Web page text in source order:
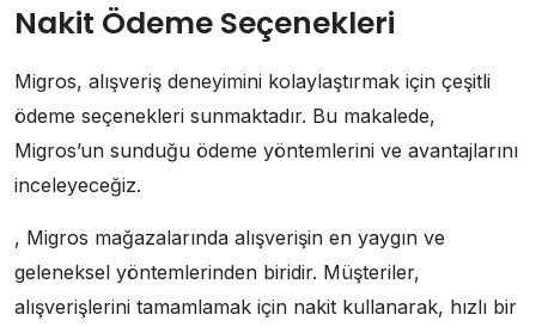
Nakit Ödeme Seçenekleri
Migros, alışveriş deneyimini kolaylaştırmak için çeşitli
ödeme seçenekleri sunmaktadır. Bu makalede,
Migros’un sunduğu ödeme yöntemlerini ve avantajlarını
inceleyeceğiz.
, Migros mağazalarında alışverişin en yaygın ve
geleneksel yöntemlerinden biridir. Müşteriler,
alışverişlerini tamamlamak için nakit kullanarak, hızlı bir